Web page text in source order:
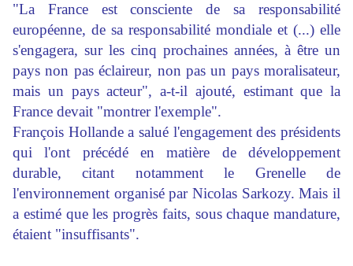
"La France est consciente de sa responsabilité
européenne, de sa responsabilité mondiale et (...) elle
s'engagera, sur les cinq prochaines années, à être un
pays non pas éclaireur, non pas un pays moralisateur,
mais un pays acteur", a-t-il ajouté, estimant que la
France devait "montrer l'exemple".
François Hollande a salué l'engagement des présidents
qui l'ont précédé en matière de développement
durable, citant notamment le Grenelle de
l'environnement organisé par Nicolas Sarkozy. Mais il
a estimé que les progrès faits, sous chaque mandature,
étaient "insuffisants".